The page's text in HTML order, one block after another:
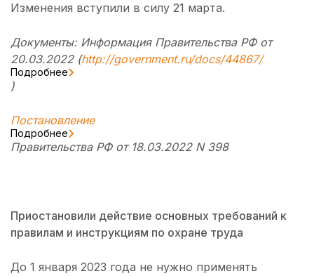
Изменения вступили в силу 21 марта.
Документы: Информация Правительства РФ от
20.03.2022 (http://government.ru/docs/44867/
Подробнее
)
Постановление
Подробнее
Правительства РФ от 18.03.2022 N 398
Приостановили действие основных требований к
правилам и инструкциям по охране труда
До 1 января 2023 года не нужно применять